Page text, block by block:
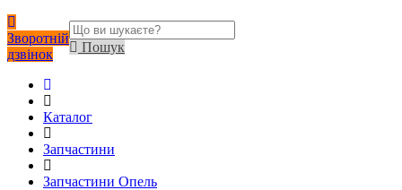
Зворотній
дзвінок
Пошук
Каталог
Запчастини
Запчастини Опель